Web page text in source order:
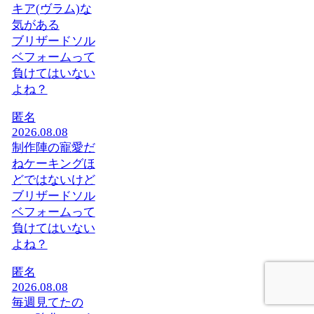
キア(ヴラム)な
気がある
ブリザードソル
ベフォームって
負けてはいない
よね？
匿名
2026.08.08
制作陣の寵愛だ
ねケーキングほ
どではないけど
ブリザードソル
ベフォームって
負けてはいない
よね？
匿名
2026.08.08
毎週見てたの